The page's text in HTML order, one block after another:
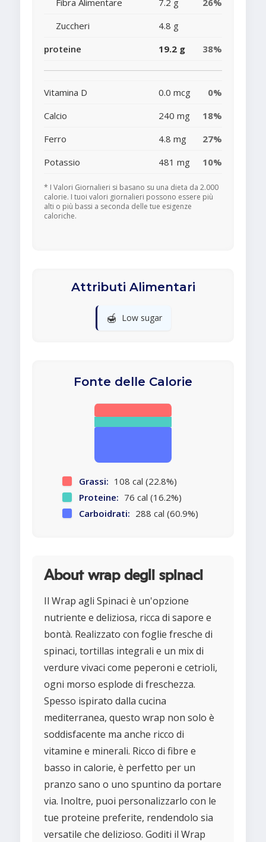
Fibra Alimentare 7.2 g
26%
Zuccheri
4.8 g
proteine
19.2 g 38%
Vitamina D 0.0 mcg
0%
Calcio
240 mg
18%
Ferro
4.8 mg
27%
Potassio
481 mg 10%
* I Valori Giornalieri si basano su una dieta da 2.000
calorie. I tuoi valori giornalieri possono essere più
alti o più bassi a seconda delle tue esigenze
caloriche.
Attributi Alimentari
🍯 Low sugar
Fonte delle Calorie
Grassi: 108 cal (22.8%)
Proteine: 76 cal (16.2%)
Carboidrati: 288 cal (60.9%)
About wrap degli spinaci
Il Wrap agli Spinaci è un'opzione
nutriente e deliziosa, ricca di sapore e
bontà. Realizzato con foglie fresche di
spinaci, tortillas integrali e un mix di
verdure vivaci come peperoni e cetrioli,
ogni morso esplode di freschezza.
Spesso ispirato dalla cucina
mediterranea, questo wrap non solo è
soddisfacente ma anche ricco di
vitamine e minerali. Ricco di fibre e
basso in calorie, è perfetto per un
pranzo sano o uno spuntino da portare
via. Inoltre, puoi personalizzarlo con le
tue proteine preferite, rendendolo sia
versatile che delizioso. Goditi il Wrap